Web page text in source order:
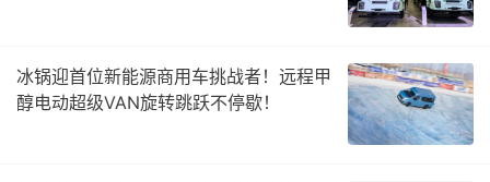
冰锅迎首位新能源商用车挑战者！远程甲
醇电动超级VAN旋转跳跃不停歇！